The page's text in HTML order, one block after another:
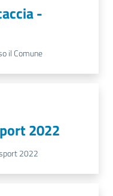
-
il Comune
2022
2022